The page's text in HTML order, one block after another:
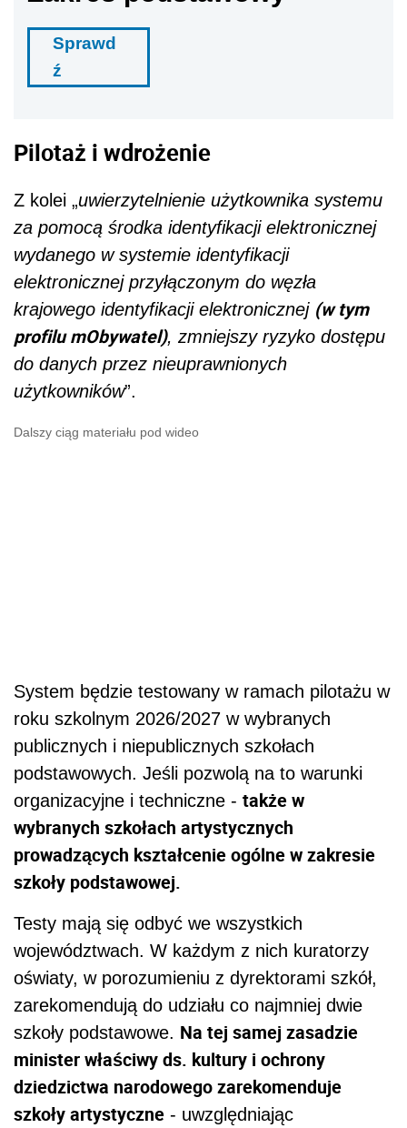
Sprawd
ź
Pilotaż i wdrożenie
Z kolei „uwierzytelnienie użytkownika systemu
za pomocą środka identyfikacji elektronicznej
wydanego w systemie identyfikacji
elektronicznej przyłączonym do węzła
krajowego identyfikacji elektronicznej (w tym
profilu mObywatel), zmniejszy ryzyko dostępu
do danych przez nieuprawnionych
użytkowników”.
Dalszy ciąg materiału pod wideo
System będzie testowany w ramach pilotażu w
roku szkolnym 2026/2027 w wybranych
publicznych i niepublicznych szkołach
podstawowych. Jeśli pozwolą na to warunki
organizacyjne i techniczne - także w
wybranych szkołach artystycznych
prowadzących kształcenie ogólne w zakresie
szkoły podstawowej.
Testy mają się odbyć we wszystkich
województwach. W każdym z nich kuratorzy
oświaty, w porozumieniu z dyrektorami szkół,
zarekomendują do udziału co najmniej dwie
szkoły podstawowe. Na tej samej zasadzie
minister właściwy ds. kultury i ochrony
dziedzictwa narodowego zarekomenduje
szkoły artystyczne - uwzględniając